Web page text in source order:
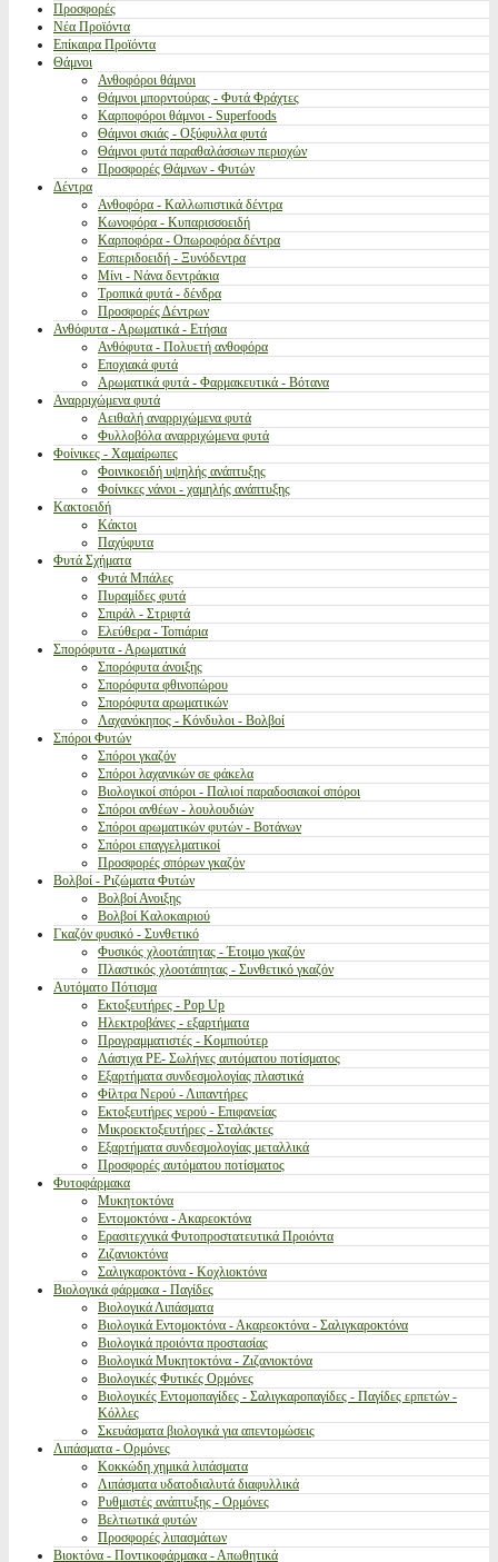
Προσφορές
Νέα Προϊόντα
Επίκαιρα Προϊόντα
Θάμνοι
Ανθοφόροι θάμνοι
Θάμνοι μπορντούρας - Φυτά Φράχτες
Καρποφόροι θάμνοι - Superfoods
Θάμνοι σκιάς - Οξύφυλλα φυτά
Θάμνοι φυτά παραθαλάσσιων περιοχών
Προσφορές Θάμνων - Φυτών
Δέντρα
Ανθοφόρα - Καλλωπιστικά δέντρα
Κωνοφόρα - Κυπαρισσοειδή
Καρποφόρα - Οπωροφόρα δέντρα
Εσπεριδοειδή - Ξυνόδεντρα
Μίνι - Νάνα δεντράκια
Τροπικά φυτά - δένδρα
Προσφορές Δέντρων
Ανθόφυτα - Αρωματικά - Ετήσια
Ανθόφυτα - Πολυετή ανθοφόρα
Εποχιακά φυτά
Αρωματικά φυτά - Φαρμακευτικά - Βότανα
Αναρριχώμενα φυτά
Αειθαλή αναρριχώμενα φυτά
Φυλλοβόλα αναρριχώμενα φυτά
Φοίνικες - Χαμαίρωπες
Φοινικοειδή υψηλής ανάπτυξης
Φοίνικες νάνοι - χαμηλής ανάπτυξης
Κακτοειδή
Κάκτοι
Παχύφυτα
Φυτά Σχήματα
Φυτά Μπάλες
Πυραμίδες φυτά
Σπιράλ - Στριφτά
Ελεύθερα - Τοπιάρια
Σπορόφυτα - Αρωματικά
Σπορόφυτα άνοιξης
Σπορόφυτα φθινοπώρου
Σπορόφυτα αρωματικών
Λαχανόκηπος - Κόνδυλοι - Βολβοί
Σπόροι Φυτών
Σπόροι γκαζόν
Σπόροι λαχανικών σε φάκελα
Βιολογικοί σπόροι - Παλιοί παραδοσιακοί σπόροι
Σπόροι ανθέων - λουλουδιών
Σπόροι αρωματικών φυτών - Βοτάνων
Σπόροι επαγγελματικοί
Προσφορές σπόρων γκαζόν
Βολβοί - Ριζώματα Φυτών
Βολβοί Ανοιξης
Βολβοί Καλοκαιριού
Γκαζόν φυσικό - Συνθετικό
Φυσικός χλοοτάπητας - Έτοιμο γκαζόν
Πλαστικός χλοοτάπητας - Συνθετικό γκαζόν
Αυτόματο Πότισμα
Εκτοξευτήρες - Pop Up
Ηλεκτροβάνες - εξαρτήματα
Προγραμματιστές - Κομπιούτερ
Λάστιχα PE- Σωλήνες αυτόματου ποτίσματος
Εξαρτήματα συνδεσμολογίας πλαστικά
Φίλτρα Νερού - Λιπαντήρες
Εκτοξευτήρες νερού - Επιφανείας
Μικροεκτοξευτήρες - Σταλάκτες
Εξαρτήματα συνδεσμολογίας μεταλλικά
Προσφορές αυτόματου ποτίσματος
Φυτοφάρμακα
Μυκητοκτόνα
Εντομοκτόνα - Ακαρεοκτόνα
Ερασιτεχνικά Φυτοπροστατευτικά Προιόντα
Ζιζανιοκτόνα
Σαλιγκαροκτόνα - Κοχλιοκτόνα
Βιολογικά φάρμακα - Παγίδες
Βιολογικά Λιπάσματα
Βιολογικά Εντομοκτόνα - Ακαρεοκτόνα - Σαλιγκαροκτόνα
Βιολογικά προιόντα προστασίας
Βιολογικά Μυκητοκτόνα - Ζιζανιοκτόνα
Βιολογικές Φυτικές Ορμόνες
Βιολογικές Εντομοπαγίδες - Σαλιγκαροπαγίδες - Παγίδες ερπετών -
Κόλλες
Σκευάσματα βιολογικά για απεντομώσεις
Λιπάσματα - Ορμόνες
Κοκκώδη χημικά λιπάσματα
Λιπάσματα υδατοδιαλυτά διαφυλλικά
Ρυθμιστές ανάπτυξης - Ορμόνες
Βελτιωτικά φυτών
Προσφορές λιπασμάτων
Βιοκτόνα - Ποντικοφάρμακα - Απωθητικά